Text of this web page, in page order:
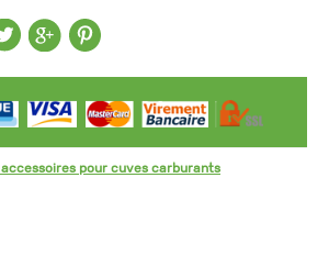
accessoires pour cuves carburants